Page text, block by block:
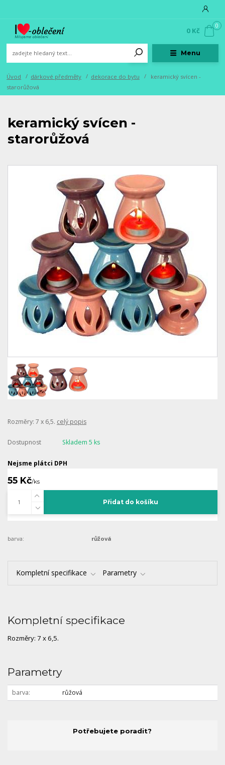
Menu
0
0 Kč
Úvod dárkové předměty dekorace do bytu
keramický svícen -
starorůžová
keramický svícen -
starorůžová
Rozměry: 7 x 6,5. celý popis
Dostupnost Skladem 5 ks
Nejsme plátci DPH
55 Kč/ks
Přidat do košíku
barva: růžová
Kompletní specifikace Parametry
Kompletní specifikace
Rozměry: 7 x 6,5.
Parametry
barva růžová
Potřebujete poradit?